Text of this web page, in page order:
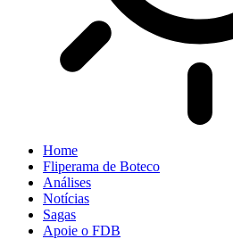
Home
Fliperama de Boteco
Análises
Notícias
Sagas
Apoie o FDB